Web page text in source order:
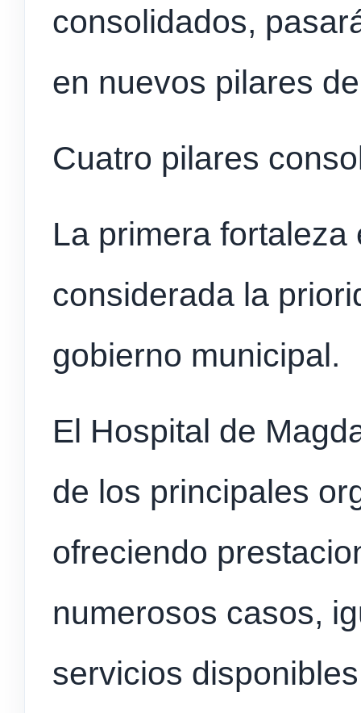
consolidados,
en nuevos pilares
Cuatro pilares
La primera
considerada la
gobierno municipal.
El Hospital de
de los principales
ofreciendo
numerosos casos,
servicios